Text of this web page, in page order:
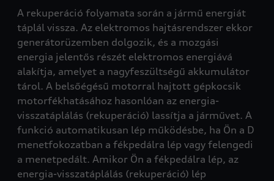
A rekuperáció folyamata során a jármű energiát
táplál vissza. Az elektromos hajtásrendszer ekkor
generátorüzemben dolgozik, és a mozgási
energia jelentős részét elektromos energiává
alakítja, amelyet a nagyfeszültségű akkumulátor
tárol. A belsőégésű motorral hajtott gépkocsik
motorfékhatásához hasonlóan az energia-
visszatáplálás (rekuperáció) lassítja a járművet. A
funkció automatikusan lép működésbe, ha Ön a D
menetfokozatban a fékpedálra lép vagy felengedi
a menetpedált. Amikor Ön a fékpedálra lép, az
energia-visszatáplálás (rekuperáció) lép